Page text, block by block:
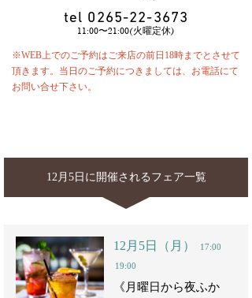
tel 0265-22-3673
11:00〜21:00(火曜定休)
※WEB上でのご予約はご来店の前日18時までとさせて
頂きます。当日のご予約につきましては、お電話にて
お問い合せ下さい。
12月5日に開催されるフェア一覧
12月5日（月）
17:00
19:00
《月曜日から夜ふか